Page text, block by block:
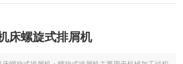
床螺旋式排屑机